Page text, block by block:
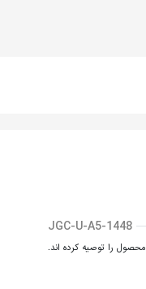
JGC-U-A5-1448
را توصیه کرده اند.